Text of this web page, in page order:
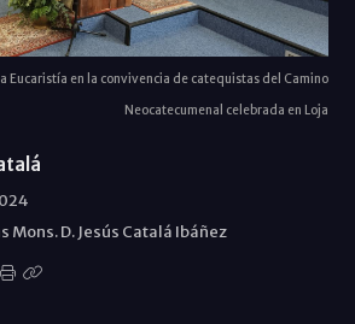
Eucaristía en la convivencia de catequistas del Camino
Neocatecumenal celebrada en Loja
Mons. D. Jesús Catalá Ibáñez